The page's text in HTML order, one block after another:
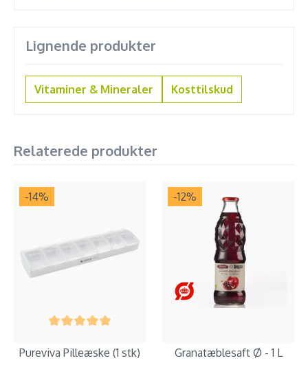
Lignende produkter
Vitaminer & Mineraler Kosttilskud
Relaterede produkter
-14%
Pureviva Pilleæske (1 stk)
-12%
Granatæblesaft Ø - 1 L